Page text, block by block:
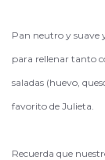
Pan neutro y suave
para rellenar tanto
saladas (huevo,
favorito de Julieta.
Recuerda que